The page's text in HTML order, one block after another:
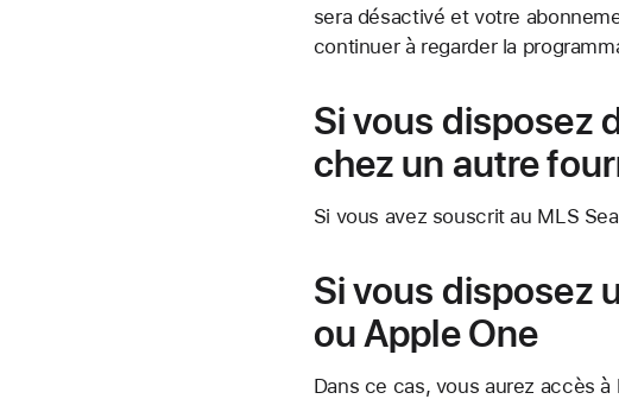
sera désactivé et votre
continuer à regarder la
Si vous disposez
chez un autre
Si vous avez souscrit au MLS
Si vous disposez
ou Apple One
Dans ce cas, vous aurez accès